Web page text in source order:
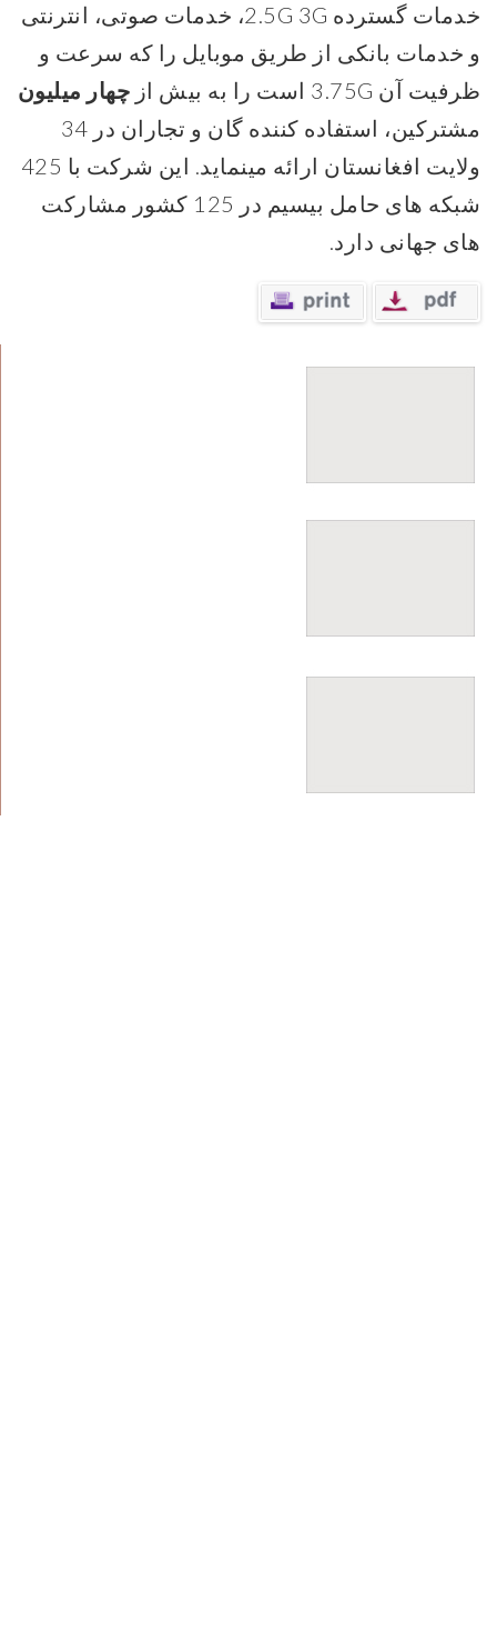
خدمات گسترده 2.5G 3G، خدمات صوتی، انترنتی
و خدمات بانکی از طریق موبایل را که سرعت و
ظرفیت آن 3.75G است را به بیش از
چهار میلیون
مشترکین، استفاده کننده گان و تجاران در 34
ولایت افغانستان ارائه مینماید. این شرکت با 425
شبکه های حامل بیسیم در 125 کشور مشارکت
های جهانی دارد.